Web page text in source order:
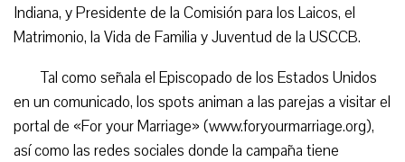
Indiana, y Presidente de la Comisión para los Laicos, el
Matrimonio, la Vida de Familia y Juventud de la USCCB.
Tal como señala el Episcopado de los Estados Unidos
en un comunicado, los spots animan a las parejas a visitar el
portal de «For your Marriage» (www.foryourmarriage.org),
así como las redes sociales donde la campaña tiene